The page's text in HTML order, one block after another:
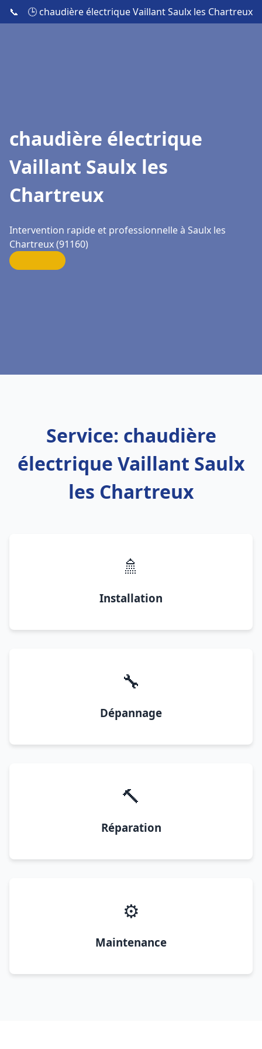
📞 🕒 chaudière électrique Vaillant Saulx les Chartreux
chaudière électrique
Vaillant Saulx les
Chartreux
Intervention rapide et professionnelle à Saulx les
Chartreux (91160)
Service: chaudière
électrique Vaillant Saulx
les Chartreux
🚿
Installation
🔧
Dépannage
🔨
Réparation
⚙️
Maintenance